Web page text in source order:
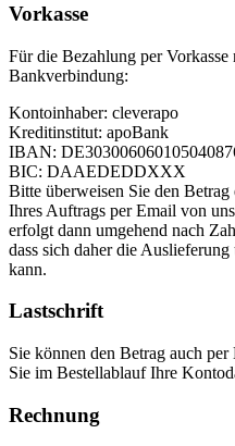
Vorkasse
Für die Bezahlung per
Bankverbindung:
Kontoinhaber: cleverapo
Kreditinstitut: apoBank
IBAN:
BIC: DAAEDEDDXXX
Bitte überweisen Sie den Betrag
Ihres Auftrags per Email von
erfolgt dann umgehend nach
dass sich daher die
kann.
Lastschrift
Sie können den Betrag auch
Sie im Bestellablauf Ihre
Rechnung